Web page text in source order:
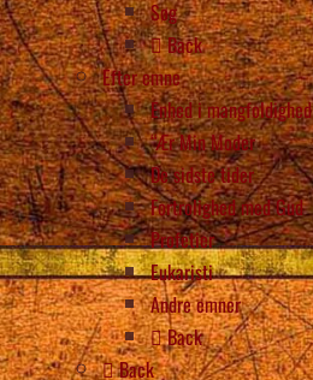
Søg
Back
Efter emne
Enhed i mangfoldighed
“Ær Min Moder
De sidste tider
Fortrolighed med Gud
Profetier
Eukaristi
Andre emner
Back
Back